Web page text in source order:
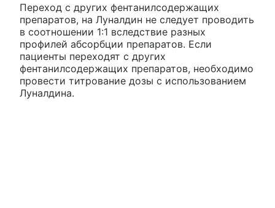
Переход с других фентанилсодержащих
препаратов, на Луналдин не следует проводить
в соотношении 1:1 вследствие разных
профилей абсорбции препаратов. Если
пациенты переходят с других
фентанилсодержащих препаратов, необходимо
провести титрование дозы с использованием
Луналдина.